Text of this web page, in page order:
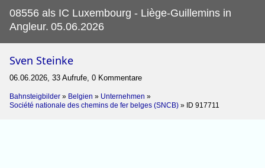
08556 als IC Luxembourg - Liège-Guillemins in
Angleur. 05.06.2026
Sven Steinke
06.06.2026, 33 Aufrufe, 0 Kommentare
Bahnsteigbilder » Belgien » Unternehmen »
Société nationale des chemins de fer belges (SNCB) » ID 917711